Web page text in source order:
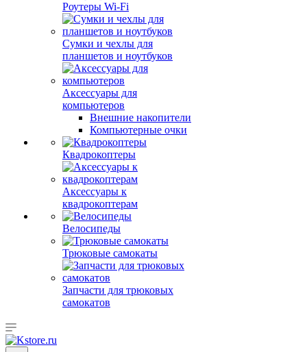
Роутеры Wi-Fi
Сумки и чехлы для
планшетов и ноутбуков
Аксессуары для
компьютеров
Внешние накопители
Компьютерные очки
Квадрокоптеры
Аксессуары к
квадрокоптерам
Велосипеды
Трюковые самокаты
Запчасти для трюковых
самокатов